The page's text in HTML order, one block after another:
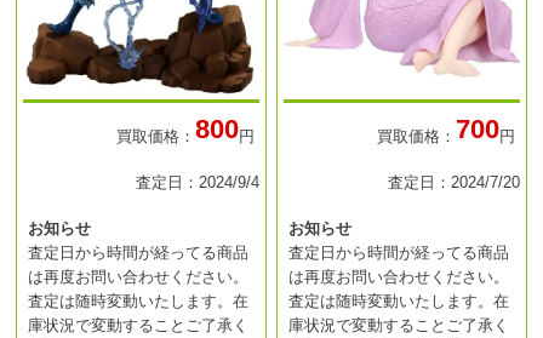
買取価格： 800円
査定日：2024/9/4
お知らせ
査定日から時間が経ってる商品
は再度お問い合わせください。
査定は随時変動いたします。在
庫状況で変動することご了承く
買取価格： 700円
査定日：2024/7/20
お知らせ
査定日から時間が経ってる商品
は再度お問い合わせください。
査定は随時変動いたします。在
庫状況で変動することご了承く